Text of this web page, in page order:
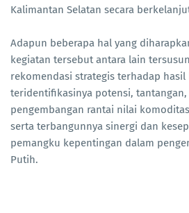
Kalimantan Selatan secara
Adapun beberapa hal yang
kegiatan tersebut antara lain
rekomendasi strategis terhadap hasil
teridentifikasinya potensi,
pengembangan rantai nilai
serta terbangunnya sinergi dan
pemangku kepentingan dalam
Putih.